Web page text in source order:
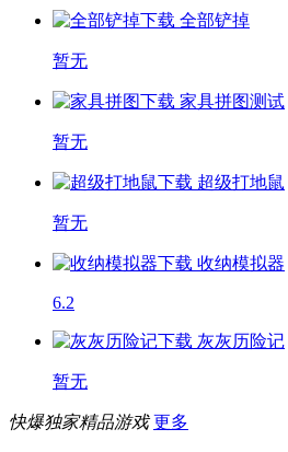
全部铲掉
暂无
家具拼图测试
暂无
超级打地鼠
暂无
收纳模拟器
6.2
灰灰历险记
暂无
快爆独家精品游戏 更多